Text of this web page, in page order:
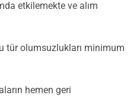
etkilemekte ve alım
tür olumsuzlukları minimum
hemen geri